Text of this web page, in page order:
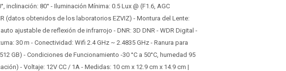
inclinación: 80° - Iluminación Mínima: 0.5 Lux @ (F1.6, AGC
(datos obtenidos de los laboratorios EZVIZ) - Montura del Lente:
ajustable de reflexión de infrarrojo - DNR: 3D DNR - WDR Digital -
30 m - Conectividad: Wifi 2.4 GHz ~ 2.4835 GHz - Ranura para
GB) - Condiciones de Funcionamiento -30 °C a 50°C, humedad 95
- Voltaje: 12V CC / 1A - Medidas: 10 cm x 12.9 cm x 14.9 cm |